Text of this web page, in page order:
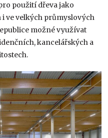
použití dřeva jako
ve velkých průmyslových
možné využívat
kancelářských a